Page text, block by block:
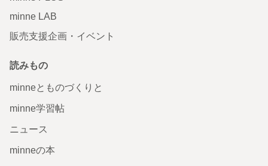
minne LAB
販売支援企画・イベント
読みもの
minneとものづくりと
minne学習帖
ニュース
minneの本